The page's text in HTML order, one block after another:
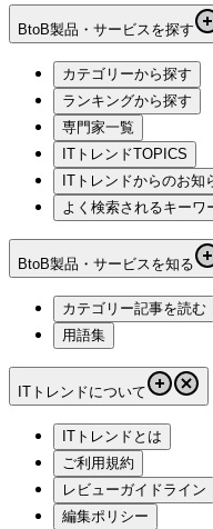
BtoB製品・サービスを探す
カテゴリーから探す
ランキングから探す
専門家一覧
ITトレンドTOPICS
ITトレンドからのお知
よく検索されるキーワ
BtoB製品・サービスを知る
カテゴリー記事を読む
用語集
ITトレンドについて
ITトレンドとは
ご利用規約
レビューガイドライン
編集ポリシー